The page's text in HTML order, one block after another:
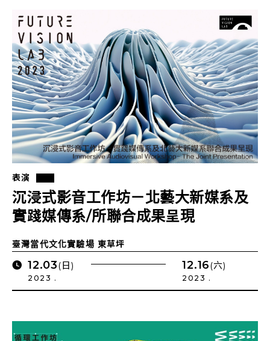
表演
沉浸式影音工作坊－北藝大新媒系及
實踐媒傳系/所聯合成果呈現
臺灣當代文化實驗場 東草坪
12.03(日)
2023 .
12.16(六)
2023 .